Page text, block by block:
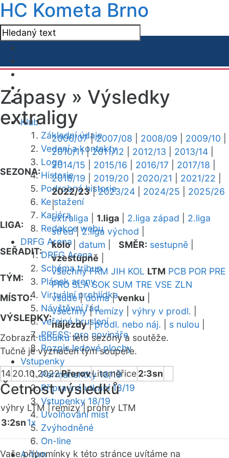
HC Kometa Brno
Klub
Základní údaje
Vedení a kontakty
Logo
Historie
Podrobná historie
Ke stažení
Kariéra
Redakce webu
DRFG Arena
DRFG Arena
Schéma tribun
Plánek areny
Virtuální prohlídka
Návštěvní řád
Veřejné bruslení
PRESS: pro novináře
Rozpis ledové plochy
Vstupenky
Permanentky 18/19
Přípravná utkání 18/19
Vstupenky 18/19
Uvolňování míst
Zvýhodněné
On-line
A-tým
Zápasy » Výsledky
extraligy
SEZONA:
2006/07|2007/08 2008/09 2009/10
2010/11|2011/12 2012/13 2013/14
2014/15
2015/16 2016/17 2017/18
2018/19
2019/20 2020/21 2021/22
2022/23|2023/24 2024/25
2025/26
|
LIGA:
extraliga 1.liga 2.liga západ
2.liga
střed|2.liga východ
SEŘADIT:
kolo| datum SMĚR: sestupně
vzestupně
TÝM:
všechny FRM JIH KOL LTM PCB POR PRE
PRO SLA SOK SUM TRE VSE ZLN
MÍSTO:
všude|doma|venku
VÝSLEDKY:
všechny|remízy výhry v prodl.
nájezdy|prodl. nebo náj. s nulou
Zobrazittabulkutéto sezóny a soutěže.
Tučně je vyznačen tým soupeře.
1420.10.2022PřerovLitoměřice2:3sn
Četnost výsledků
výhry LTM |remízy | prohry LTM
3:2sn1x
Vaše připomínky k této stránce uvítáme na